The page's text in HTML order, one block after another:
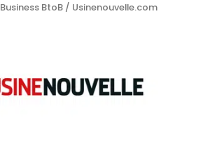
Business BtoB/ Usinenouvelle.com